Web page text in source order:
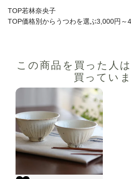
TOP若林奈央子
TOP価格別からうつわを選ぶ3,000円～
この商品を買った人は
買ってい